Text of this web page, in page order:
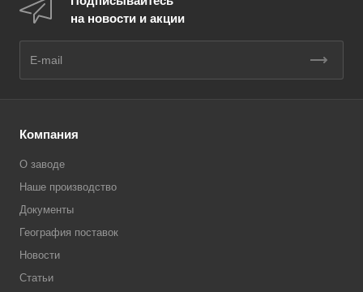
на новости и акции
Компания
О заводе
Наше производство
Документы
География поставок
Новости
Статьи